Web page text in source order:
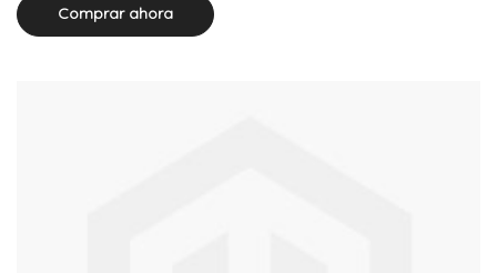
Comprar ahora